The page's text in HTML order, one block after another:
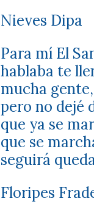
Nieves Dipa
Para mí El
hablaba te
mucha
pero no dejé
que ya se
que se
seguirá
Floripes